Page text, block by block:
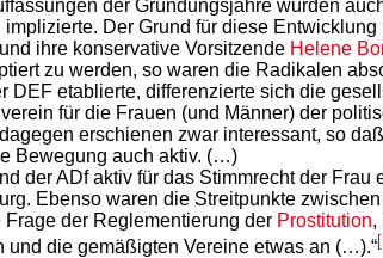
der Gründungsjahre wurden
Der Grund für diese
ihre konservative Vorsitzende Helene
zu werden, so waren die Radikalen
DEF etablierte, differenzierte sich die
für die Frauen (und Männer) der
erschienen zwar interessant, so
Bewegung auch aktiv. (…)
der ADf aktiv für das Stimmrecht der
Ebenso waren die Streitpunkte
der Reglementierung der Prostitution,
die gemäßigten Vereine etwas an (…).“